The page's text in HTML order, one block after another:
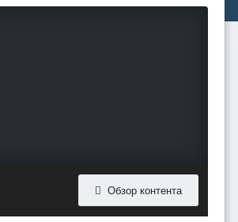
Обзор контента